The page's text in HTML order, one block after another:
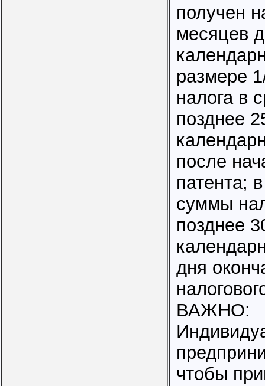
получен
месяцев
размере
налога в
позднее
после
патента;
суммы
позднее
дня
ВАЖНО:
чтобы